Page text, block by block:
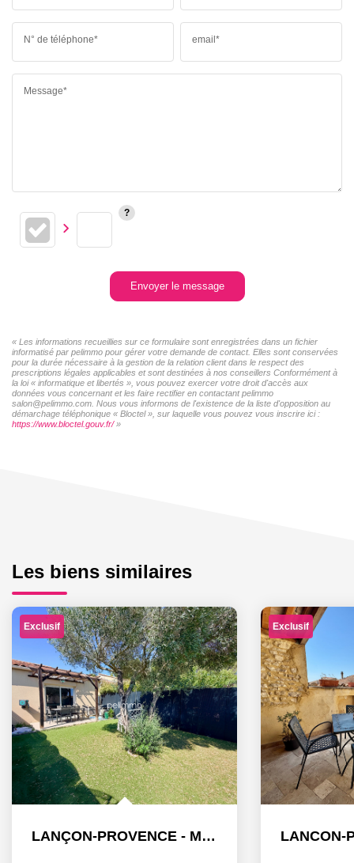
N° de téléphone* email*
Message*
Envoyer le message
« Les informations recueillies sur ce formulaire sont enregistrées dans un fichier
informatisé par pelimmo pour gérer votre demande de contact. Elles sont conservées
pour la durée nécessaire à la gestion de la relation client dans le respect des
prescriptions légales applicables et sont destinées à nos conseillers Conformément à
la loi « informatique et libertés », vous pouvez exercer votre droit d'accès aux
données vous concernant et les faire rectifier en contactant pelimmo
salon@pelimmo.com. Nous vous informons de l'existence de la liste d'opposition au
démarchage téléphonique « Bloctel », sur laquelle vous pouvez vous inscrire ici :
https://www.bloctel.gouv.fr/»
Les biens similaires
Exclusif
LANÇON-PROVENCE - Maison de type 2 avec jardin
Exclusif